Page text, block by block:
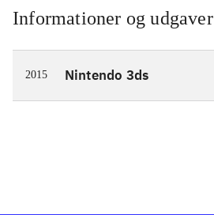
Informationer og udgaver
2015 Nintendo 3ds